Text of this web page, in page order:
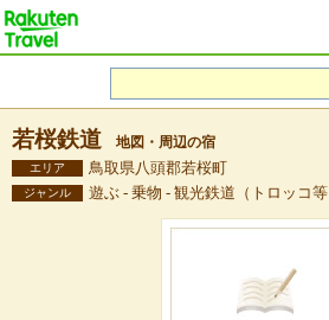
若桜鉄道 地図・周辺の宿
エリア 鳥取県八頭郡若桜町
ジャンル 遊ぶ - 乗物 - 観光鉄道（トロッコ等